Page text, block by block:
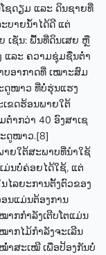
ຊດຽມ ແລະ ດິນຊາຍທີ່
ບາຍນໍ້າໄດ້ດີ ແຕ່
ເຊັ່ນ: ພື້ນທີ່ດິນເສຍ ຫຼື
ແລະ ຄວາມຊຸ່ມຊື່ນຕ່ຳ
ບອາກາດທີ່ ເໝາະສົມ
ດູໜາວ ທີ່ບໍ່ຮຸ່ນແຮງ
ເຂດຮ້ອນພາຍໃຕ້
າກວ່າ 40 ອົງສາເຊ
ດູໜາວ.[8]
ຍໃຕ້ສະພາບທີ່ນຳໃຊ້
ມ່ນບໍ່ຄ່ອຍໄດ້ໃຊ້, ແຕ່
ໄລຍະການຕັ້ງຕົວຂອງ
ນແມ່ນຕ້ອງການ
ກກຳລັງເຕີບໂຕແມ່ນ
າກໄມ້ກໍາລັງຈະເລີນ
ຳສະເໝີ ເພື່ອປ້ອງກັນບໍ່